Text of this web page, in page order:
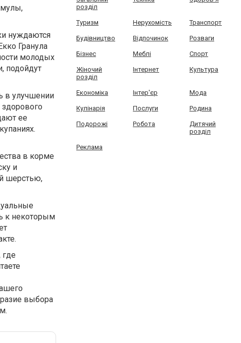
нуждаются
Гранула
молодых
подойдут
в улучшении
ее
в корме
и
шерстью,
к некоторым
выбора
розділ
Туризм Нерухомість Транспорт
Будівництво Відпочинок Розваги
Бізнес Меблі Спорт
Жіночий
розділ
Інтернет Культура
Економіка Інтер'єр Мода
Кулінарія Послуги Родина
Подорожі Робота
Дитячий
розділ
Реклама